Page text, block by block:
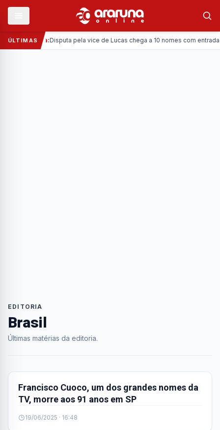
ÚLTIMAS
Política: Disputa pela vice de Lucas chega a 10 nomes com entrada
EDITORIA
Brasil
Últimas matérias da editoria.
Francisco Cuoco, um dos grandes nomes da
TV, morre aos 91 anos em SP
19/06/2025 · 16:48